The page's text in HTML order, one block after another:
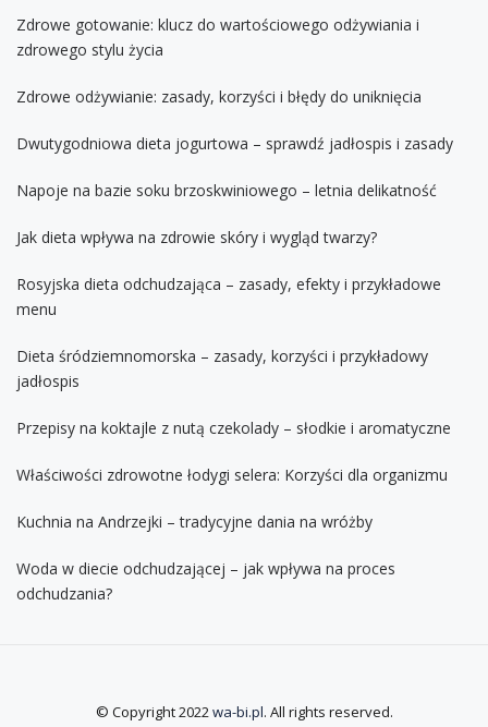
Zdrowe gotowanie: klucz do wartościowego odżywiania i
zdrowego stylu życia
Zdrowe odżywianie: zasady, korzyści i błędy do uniknięcia
Dwutygodniowa dieta jogurtowa – sprawdź jadłospis i zasady
Napoje na bazie soku brzoskwiniowego – letnia delikatność
Jak dieta wpływa na zdrowie skóry i wygląd twarzy?
Rosyjska dieta odchudzająca – zasady, efekty i przykładowe
menu
Dieta śródziemnomorska – zasady, korzyści i przykładowy
jadłospis
Przepisy na koktajle z nutą czekolady – słodkie i aromatyczne
Właściwości zdrowotne łodygi selera: Korzyści dla organizmu
Kuchnia na Andrzejki – tradycyjne dania na wróżby
Woda w diecie odchudzającej – jak wpływa na proces
odchudzania?
© Copyright 2022wa-bi.pl. All rights reserved.